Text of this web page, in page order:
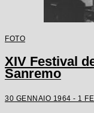
FOTO
XIV Festival
Sanremo
30 GENNAIO 1964 - 1